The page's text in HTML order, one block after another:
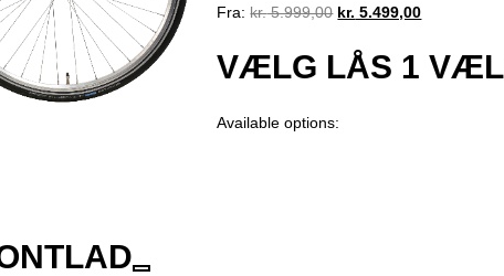
Fra:kr.5.999,00 Original
was:
kr. 5.999,00.
kr. 5.499,00Current
kr.
VÆLG LÅS 1
Available options: